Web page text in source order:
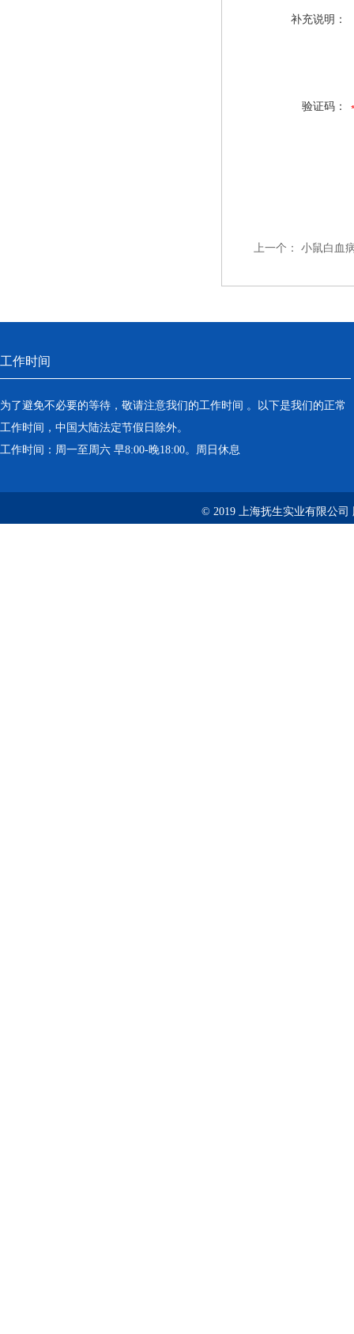
补充说明：
验证码：
上一个： 小鼠白血
工作时间
为了避免不必要的等待，敬请注意我们的工作时间 。以下是我们的正常
工作时间，中国大陆法定节假日除外。
工作时间：周一至周六 早8:00-晚18:00。周日休息
© 2019 上海抚生实业有限公司